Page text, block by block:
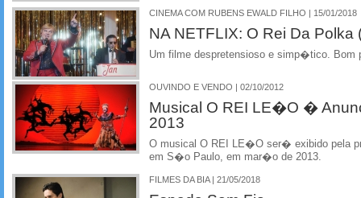
CINEMA COM RUBENS EWALD FILHO | 15/01/2018
NA NETFLIX: O Rei Da Polka
Um filme despretensioso e simp�tico. Bom
OUVINDO E VENDO | 02/10/2012
Musical O REI LE�O �
2013
O musical O REI LE�O ser� exibido pela
em S�o Paulo, em mar�o de 2013.
FILMES DA BIA | 21/05/2018